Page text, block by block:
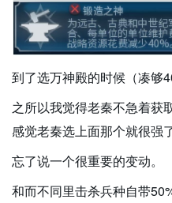
到了选万神殿的时候（凑够
之所以我觉得老秦不急着获
感觉老秦选上面那个就很强
忘了说一个很重要的变动。
和而不同里击杀兵种自带